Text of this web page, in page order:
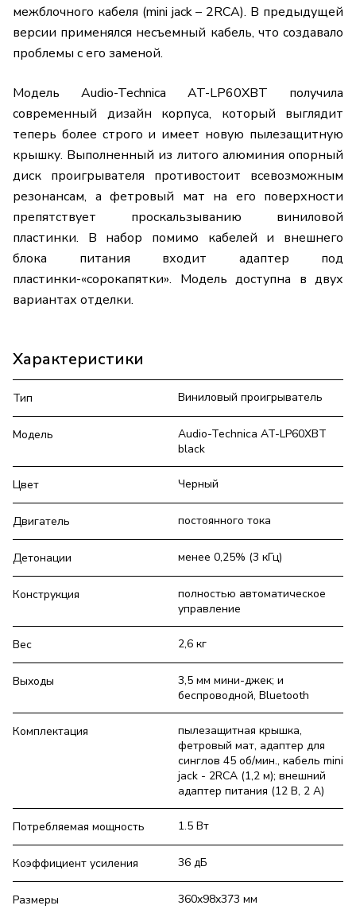
межблочного кабеля (mini jack – 2RCA). В предыдущей
версии применялся несъемный кабель, что создавало
проблемы с его заменой.
Модель Audio-Technica AT-LP60XBT получила
современный дизайн корпуса, который выглядит
теперь более строго и имеет новую пылезащитную
крышку. Выполненный из литого алюминия опорный
диск проигрывателя противостоит всевозможным
резонансам, а фетровый мат на его поверхности
препятствует проскальзыванию виниловой
пластинки. В набор помимо кабелей и внешнего
блока питания входит адаптер под
пластинки-«сорокапятки». Модель доступна в двух
вариантах отделки.
Характеристики
Тип Виниловый проигрыватель
Модель
Audio-Technica AT-LP60XBT
black
Цвет Черный
Двигатель постоянного тока
Детонации менее 0,25% (3 кГц)
Конструкция
полностью автоматическое
управление
Вес 2,6 кг
Выходы
3,5 мм мини-джек; и
беспроводной, Bluetooth
Комплектация
пылезащитная крышка,
фетровый мат, адаптер для
синглов 45 об/мин., кабель mini
jack - 2RCA (1,2 м); внешний
адаптер питания (12 В, 2 А)
Потребляемая мощность 1.5 Вт
Коэффициент усиления 36 дБ
Размеры 360x98x373 мм